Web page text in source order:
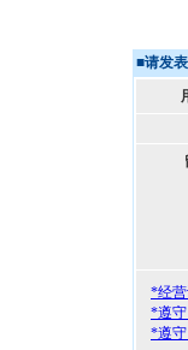
■请发
*经营
*遵守
*遵守